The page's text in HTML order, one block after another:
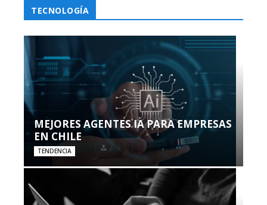
TECNOLOGÍA
MEJORES AGENTES IA PARA EMPRESAS
EN CHILE
TENDENCIA